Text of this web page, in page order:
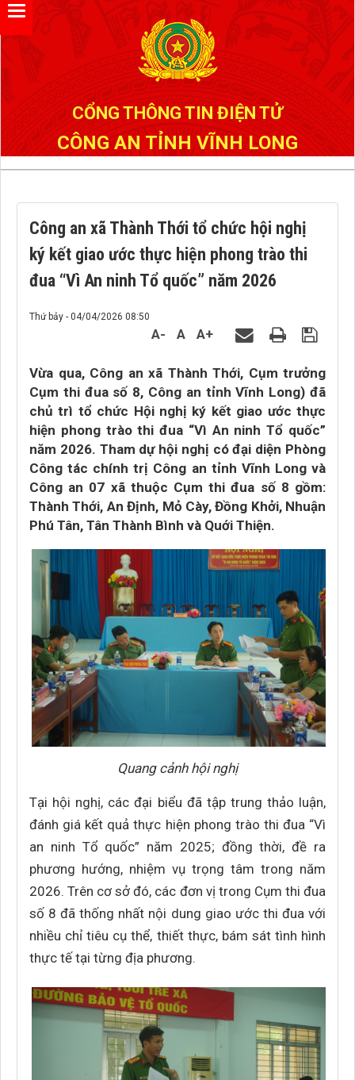
CỔNG THÔNG TIN ĐIỆN TỬ
CÔNG AN TỈNH VĨNH LONG
Công an xã Thành Thới tổ chức hội nghị
ký kết giao ước thực hiện phong trào thi
đua “Vì An ninh Tổ quốc” năm 2026
Thứ bảy - 04/04/2026 08:50
A- A A+
Vừa qua, Công an xã Thành Thới, Cụm trưởng
Cụm thi đua số 8, Công an tỉnh Vĩnh Long) đã
chủ trì tổ chức Hội nghị ký kết giao ước thực
hiện phong trào thi đua “Vì An ninh Tổ quốc”
năm 2026. Tham dự hội nghị có đại diện Phòng
Công tác chính trị Công an tỉnh Vĩnh Long và
Công an 07 xã thuộc Cụm thi đua số 8 gồm:
Thành Thới, An Định, Mỏ Cày, Đồng Khởi, Nhuận
Phú Tân, Tân Thành Bình và Quới Thiện.
Quang cảnh hội nghị
Tại hội nghị, các đại biểu đã tập trung thảo luận,
đánh giá kết quả thực hiện phong trào thi đua “Vì
an ninh Tổ quốc” năm 2025; đồng thời, đề ra
phương hướng, nhiệm vụ trọng tâm trong năm
2026. Trên cơ sở đó, các đơn vị trong Cụm thi đua
số 8 đã thống nhất nội dung giao ước thi đua với
nhiều chỉ tiêu cụ thể, thiết thực, bám sát tình hình
thực tế tại từng địa phương.